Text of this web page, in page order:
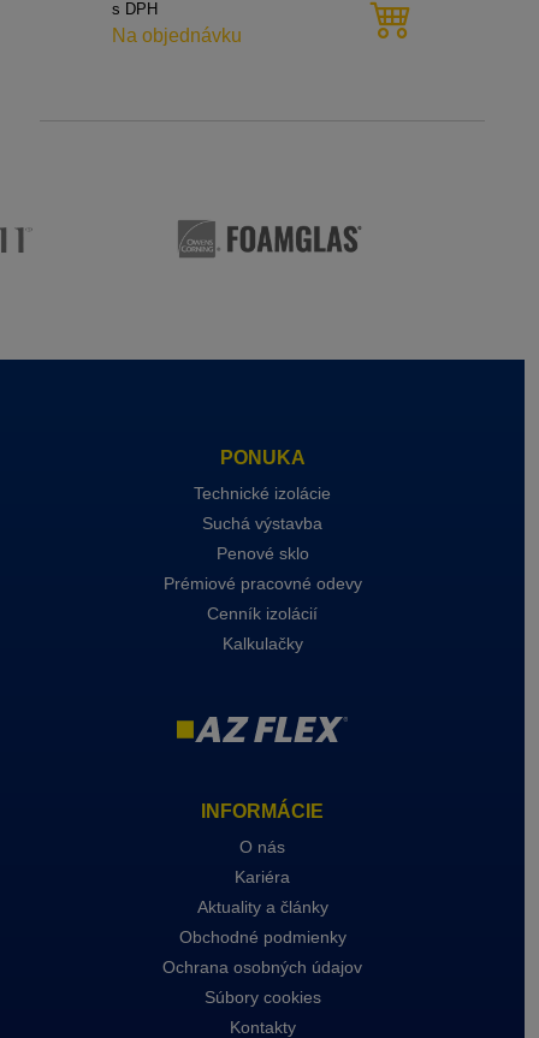
s DPH
Na objednávku
PONUKA
Technické izolácie
Suchá výstavba
Penové sklo
Prémiové pracovné odevy
Cenník izolácií
Kalkulačky
INFORMÁCIE
O nás
Kariéra
Aktuality a články
Obchodné podmienky
Ochrana osobných údajov
Súbory cookies
Kontakty